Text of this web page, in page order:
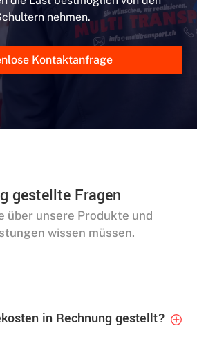
nehmen.
Kontaktanfrage
gestellte Fragen
über unsere Produkte und
wissen müssen.
in Rechnung gestellt?